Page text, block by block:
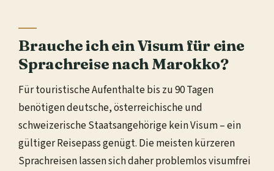
Brauche ich ein Visum für eine
Sprachreise nach Marokko?
Für touristische Aufenthalte bis zu 90 Tagen
benötigen deutsche, österreichische und
schweizerische Staatsangehörige kein Visum – ein
gültiger Reisepass genügt. Die meisten kürzeren
Sprachreisen lassen sich daher problemlos visumfrei